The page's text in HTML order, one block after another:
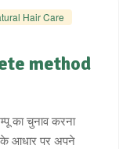
Hair Care
method
का चुनाव करना
आधार पर अपने